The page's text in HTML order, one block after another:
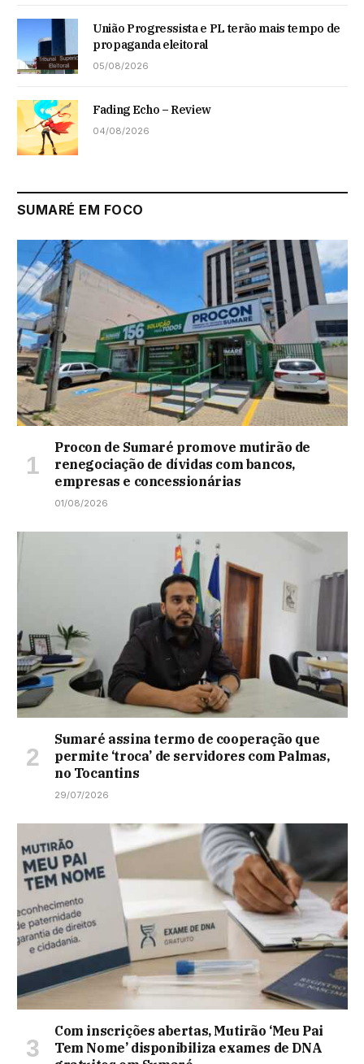
União Progressista e PL terão mais tempo de
propaganda eleitoral
05/08/2026
Fading Echo – Review
04/08/2026
SUMARÉ EM FOCO
Procon de Sumaré promove mutirão de
renegociação de dívidas com bancos,
empresas e concessionárias
01/08/2026
Sumaré assina termo de cooperação que
permite ‘troca’ de servidores com Palmas,
no Tocantins
29/07/2026
Com inscrições abertas, Mutirão ‘Meu Pai
Tem Nome’ disponibiliza exames de DNA